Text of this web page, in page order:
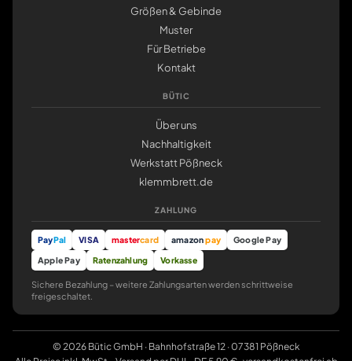
Größen & Gebinde
Muster
Für Betriebe
Kontakt
BÜTIC
Über uns
Nachhaltigkeit
Werkstatt Pößneck
klemmbrett.de
ZAHLUNG
PayPal VISA mastercard amazonpay
Google Pay
Apple Pay
Ratenzahlung Vorkasse
Sichere Bezahlung – weitere Zahlungsarten werden schrittweise
freigeschaltet.
© 2026 Bütic GmbH · Bahnhofstraße 12 · 07381 Pößneck